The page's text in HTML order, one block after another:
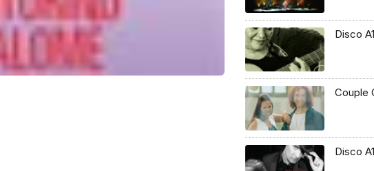
Disco
Couple
Disco